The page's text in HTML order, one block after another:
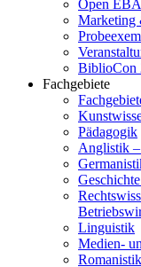
Open EBA
Marketing
BiblioCon
Fachgebiete
Pädagogik
Anglistik
Linguistik
Medien-
Romanistik